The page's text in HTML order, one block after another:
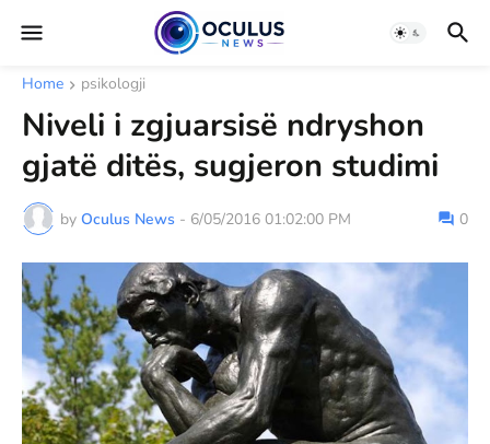
Home psikologji
Niveli i zgjuarsisë ndryshon
gjatë ditës, sugjeron studimi
by Oculus News - 6/05/2016 01:02:00 PM 0